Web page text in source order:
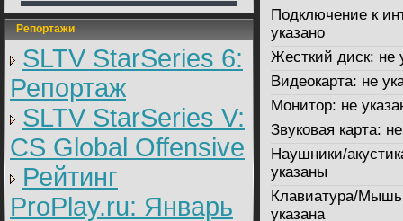
Репортажи
SLTV StarSeries 6:
Репортаж
SLTV StarSeries V:
CS Global Offensive
Рейтинг
ProPlay.ru: Январь
Подключение к
указано
Жесткий диск: не
Видеокарта: не
Монитор: не
Звуковая карта:
Наушники/
указаны
Клавиатура/
указана